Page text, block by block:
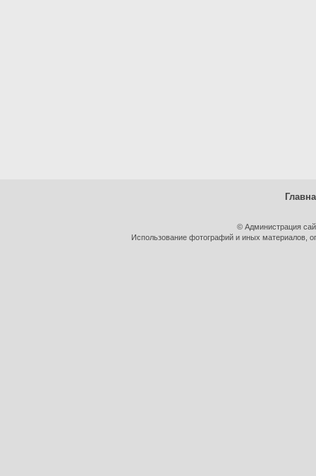
© Администрация
Использование фотографий и иных материалов,